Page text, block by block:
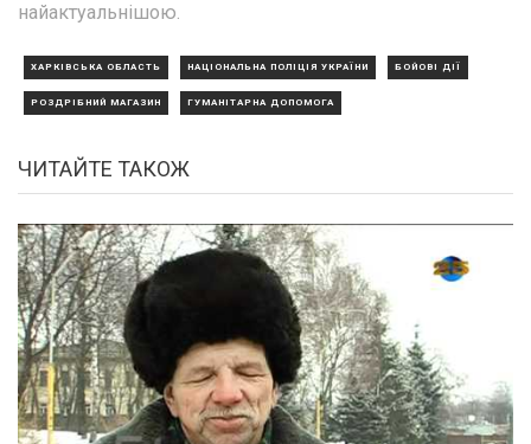
найактуальнішою.
ХАРКІВСЬКА ОБЛАСТЬ НАЦІОНАЛЬНА ПОЛІЦІЯ УКРАЇНИ БОЙОВІ ДІЇ
РОЗДРІБНИЙ МАГАЗИН ГУМАНІТАРНА ДОПОМОГА
ЧИТАЙТЕ ТАКОЖ